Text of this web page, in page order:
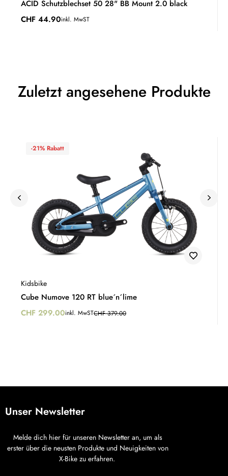
ACID Schutzblechset 50 28" BB Mount 2.0 black
CHF 44.90inkl. MwST
Zuletzt angesehene Produkte
-21% Rabatt
Kidsbike
Cube Numove 120 RT blue´n´lime
CHF379.00
CHF 299.00inkl. MwST
Unser Newsletter
Melde dich hier für unseren Newsletter an, um als
erster über die neusten Produkte und Neuigkeiten von
X-Bike zu erfahren.